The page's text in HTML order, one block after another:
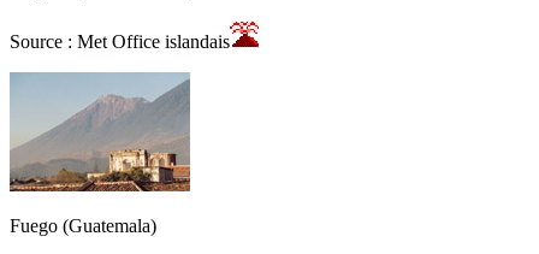
Source : Met Office islandais
Fuego (Guatemala)